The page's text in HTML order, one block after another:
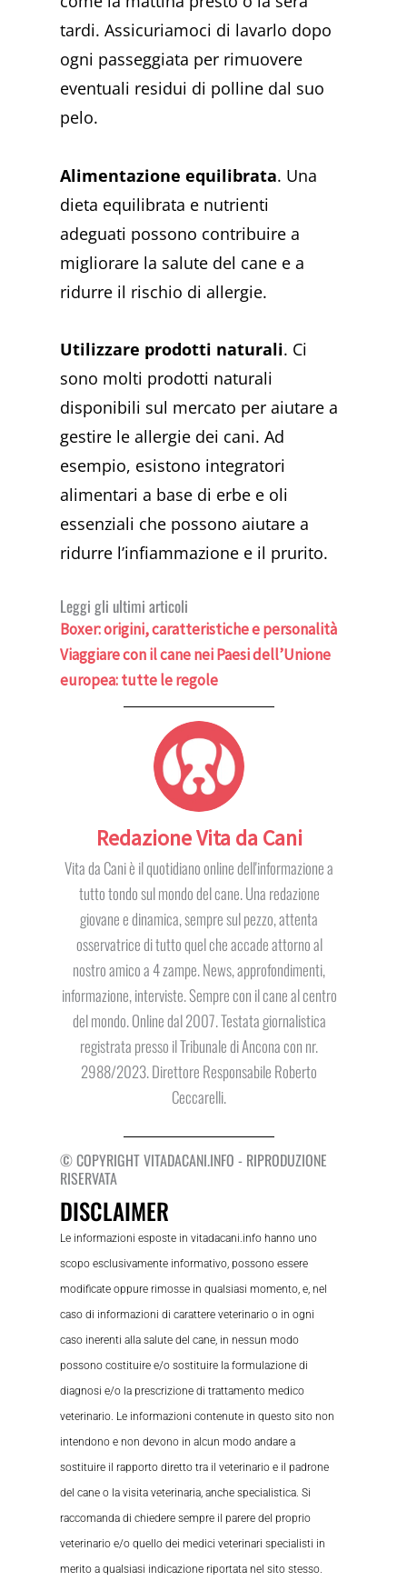
tardi. Assicuriamoci di lavarlo dopo
ogni passeggiata per rimuovere
eventuali residui di polline dal suo
pelo.
Alimentazione equilibrata. Una
dieta equilibrata e nutrienti
adeguati possono contribuire a
migliorare la salute del cane e a
ridurre il rischio di allergie.
Utilizzare prodotti naturali. Ci
sono molti prodotti naturali
disponibili sul mercato per aiutare a
gestire le allergie dei cani. Ad
esempio, esistono integratori
alimentari a base di erbe e oli
essenziali che possono aiutare a
ridurre l’infiammazione e il prurito.
Leggi gli ultimi articoli
Boxer: origini, caratteristiche e personalità
Viaggiare con il cane nei Paesi dell’Unione
europea: tutte le regole
Redazione Vita da Cani
Vita da Cani è il quotidiano online dell'informazione a
tutto tondo sul mondo del cane. Una redazione
giovane e dinamica, sempre sul pezzo, attenta
osservatrice di tutto quel che accade attorno al
nostro amico a 4 zampe. News, approfondimenti,
informazione, interviste. Sempre con il cane al centro
del mondo. Online dal 2007. Testata giornalistica
registrata presso il Tribunale di Ancona con nr.
2988/2023. Direttore Responsabile Roberto
Ceccarelli.
© COPYRIGHT VITADACANI.INFO - RIPRODUZIONE
RISERVATA
DISCLAIMER
Le informazioni esposte in vitadacani.info hanno uno
scopo esclusivamente informativo, possono essere
modificate oppure rimosse in qualsiasi momento, e, nel
caso di informazioni di carattere veterinario o in ogni
caso inerenti alla salute del cane, in nessun modo
possono costituire e/o sostituire la formulazione di
diagnosi e/o la prescrizione di trattamento medico
veterinario. Le informazioni contenute in questo sito non
intendono e non devono in alcun modo andare a
sostituire il rapporto diretto tra il veterinario e il padrone
del cane o la visita veterinaria, anche specialistica. Si
raccomanda di chiedere sempre il parere del proprio
veterinario e/o quello dei medici veterinari specialisti in
merito a qualsiasi indicazione riportata nel sito stesso.